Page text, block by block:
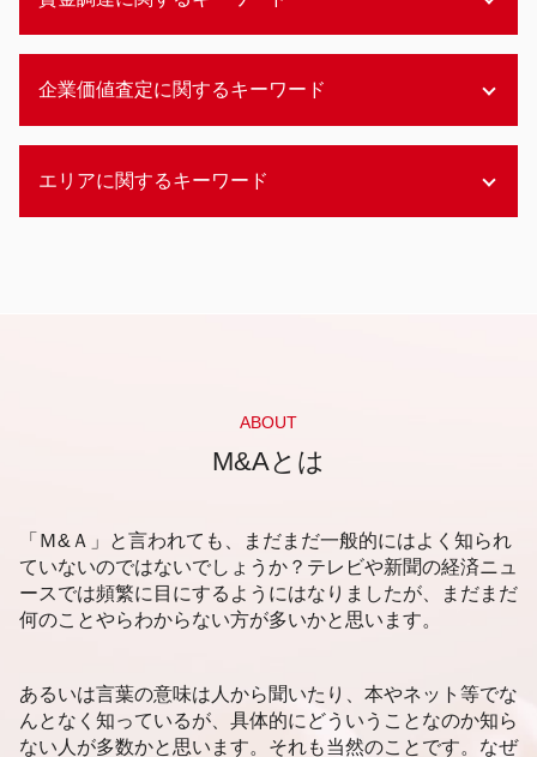
後継者問題 コロナ
後継者問題 高齢化
事業承継 他人
事業承継 中小企業
事業承継 兄弟
事業承継 株価対策
自己資金 資金調達
資金調達 方法 コロナ
エクイティファイナンス 中小企業
メザニンファイナンス わかりやすく
資金調達 方法 法人
レバレッジドバイアウト 仕組み
資金調達 方法 起業
デッドファイナンス メリット
企業価値査定に関するキーワード
企業価値評価 会計士協会
企業価値 時価総額
企業価値評価 自己株式
マーケットアプローチ とは
企業価値評価 重要性
企業価値評価 不動産
企業価値評価 方法
企業価値評価 種類
企業価値評価 算出
エリアに関するキーワード
静岡市 事業承継 相談
静岡市 後継者問題
静岡市 事業承継
静岡市 企業価値評価
新潟市 事業承継 分析
静岡市 企業価値査定
福岡市 売却事業承継
新潟市 後継者問題
ABOUT
M&Aとは
「Ｍ&Ａ」と言われても、まだまだ一般的にはよく知られ
ていないのではないでしょうか？テレビや新聞の経済ニュ
ースでは頻繁に目にするようにはなりましたが、まだまだ
何のことやらわからない方が多いかと思います。
あるいは言葉の意味は人から聞いたり、本やネット等でな
んとなく知っているが、具体的にどういうことなのか知ら
ない人が多数かと思います。それも当然のことです。なぜ